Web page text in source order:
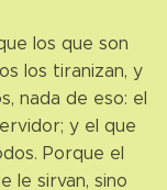
los que son
los tiranizan, y
nada de eso: el
y el que
Porque el
le sirvan, sino